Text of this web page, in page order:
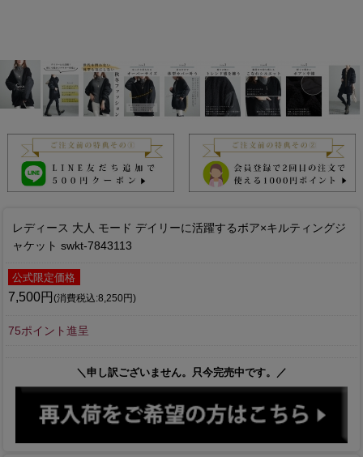
レディース 大人 モード デイリーに活躍するボア×キルティングジ
ャケット swkt-7843113
公式限定価格
7,500円 (消費税込:8,250円)
75ポイント進呈
＼申し訳ございません。只今完売中です。／